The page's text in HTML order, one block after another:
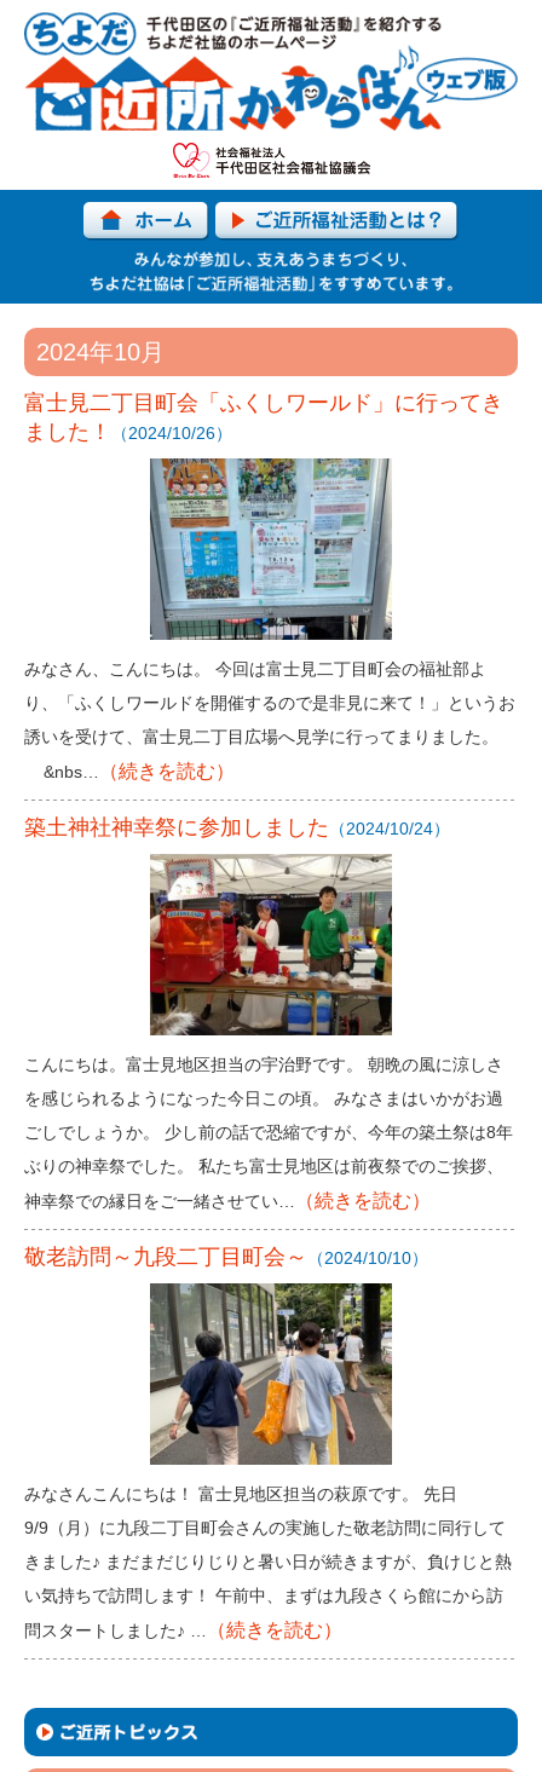
2024年10月
富士見二丁目町会「ふくしワールド」に行ってき
ました！
（2024/10/26）
みなさん、こんにちは。 今回は富士見二丁目町会の福祉部よ
り、「ふくしワールドを開催するので是非見に来て！」というお
誘いを受けて、富士見二丁目広場へ見学に行ってまりました。
&nbs…
（続きを読む）
築土神社神幸祭に参加しました （2024/10/24）
こんにちは。富士見地区担当の宇治野です。 朝晩の風に涼しさ
を感じられるようになった今日この頃。 みなさまはいかがお過
ごしでしょうか。 少し前の話で恐縮ですが、今年の築土祭は8年
ぶりの神幸祭でした。 私たち富士見地区は前夜祭でのご挨拶、
神幸祭での縁日をご一緒させてい…
（続きを読む）
敬老訪問～九段二丁目町会～ （2024/10/10）
みなさんこんにちは！ 富士見地区担当の萩原です。 先日
9/9（月）に九段二丁目町会さんの実施した敬老訪問に同行して
きました♪ まだまだじりじりと暑い日が続きますが、負けじと熱
い気持ちで訪問します！ 午前中、まずは九段さくら館にから訪
問スタートしました♪ …
（続きを読む）